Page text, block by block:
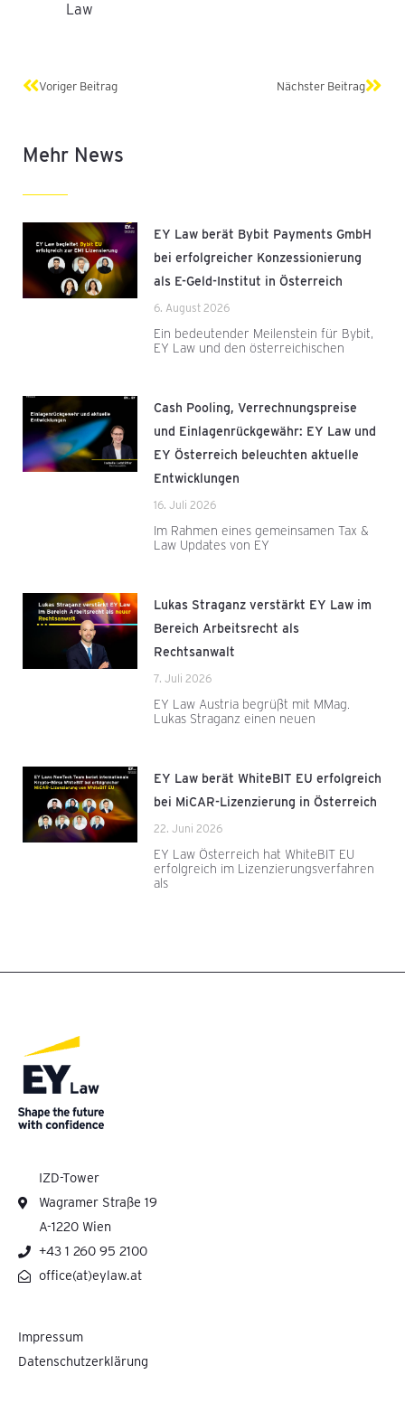
Law
Zurück
Voriger Beitrag Nächster Beitrag
Mehr News
EY Law berät Bybit Payments GmbH
bei erfolgreicher Konzessionierung
als E-Geld-Institut in Österreich
6. August 2026
Ein bedeutender Meilenstein für Bybit,
EY Law und den österreichischen
Cash Pooling, Verrechnungspreise
und Einlagenrückgewähr: EY Law und
EY Österreich beleuchten aktuelle
Entwicklungen
16. Juli 2026
Im Rahmen eines gemeinsamen Tax &
Law Updates von EY
Lukas Straganz verstärkt EY Law im
Bereich Arbeitsrecht als
Rechtsanwalt
7. Juli 2026
EY Law Austria begrüßt mit MMag.
Lukas Straganz einen neuen
EY Law berät WhiteBIT EU erfolgreich
bei MiCAR-Lizenzierung in Österreich
22. Juni 2026
EY Law Österreich hat WhiteBIT EU
erfolgreich im Lizenzierungsverfahren
als
IZD-Tower
Wagramer Straße 19
A-1220 Wien
+43 1 260 95 2100
office(at)eylaw.at
Impressum
Datenschutzerklärung